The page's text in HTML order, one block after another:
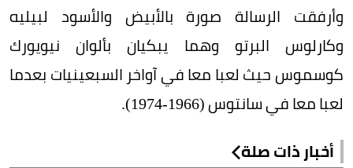
وأرفقت الرسالة صورة بالأبيض والأسود لبيليه
وكارلوس البرتو وهما يبكيان بألوان نيويورك
كوسموس حيث لعبا معا في آواخر السبعينيات بعدما
لعبا معا في سانتوس (1966-1974).
أخبار ذات صلة